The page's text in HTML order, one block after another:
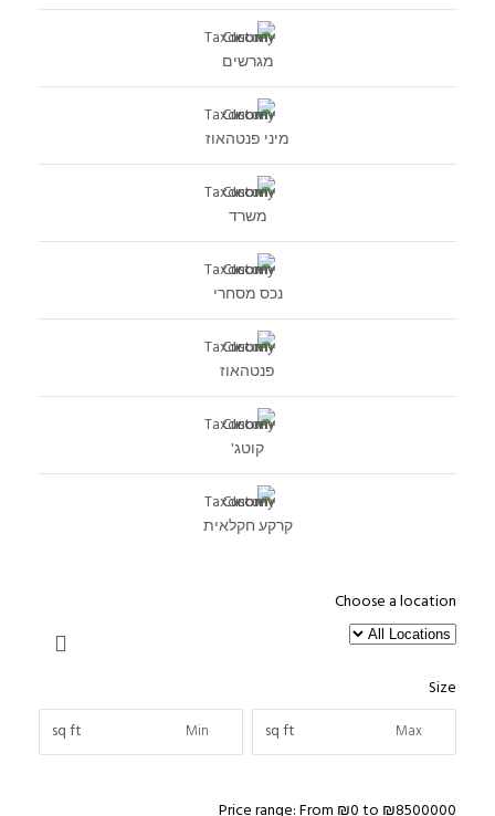
מגרשים
מיני פנטהאוז
משרד
נכס מסחרי
פנטהאוז
קוטג'
קרקע חקלאית
Choose a location
Size
sq ft
sq ft